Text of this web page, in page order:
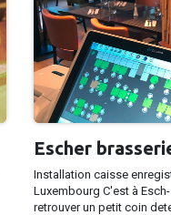
Escher
Installation caisse
Luxembourg C'est à
retrouver un petit coin